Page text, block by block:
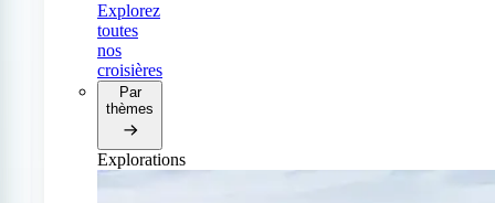
Explorez
toutes
nos
croisières
Par
thèmes
Explorations